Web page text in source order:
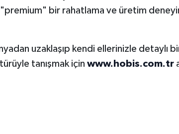
bir rahatlama ve üretim
uzaklaşıp kendi ellerinizle detaylı
tanışmak için www.hobis.com.tr